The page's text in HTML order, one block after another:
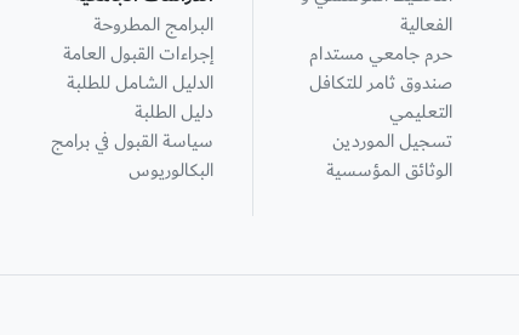
الفعالية
حرم جامعي مستدام
صندوق ثامر للتكافل
التعليمي
تسجيل الموردين
الوثائق المؤسسية
البرامج المطروحة
إجراءات القبول العامة
الدليل الشامل للطلبة
دليل الطلبة
سياسة القبول في برامج
البكالوريوس